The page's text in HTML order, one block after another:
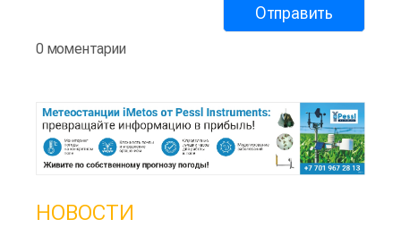
0 моментарии
НОВОСТИ